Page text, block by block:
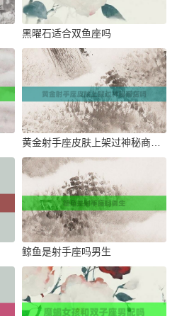
黑曜石适合双鱼座吗
鲸鱼是射手座吗男生